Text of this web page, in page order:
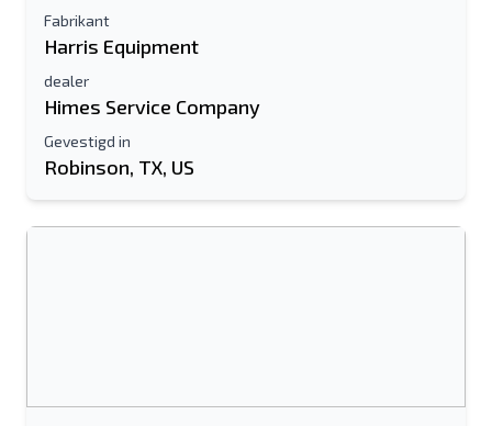
Fabrikant
Harris Equipment
dealer
Himes Service Company
Gevestigd in
Robinson, TX, US